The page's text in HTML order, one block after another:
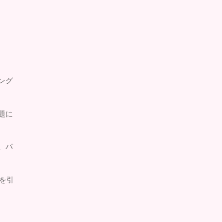
グ
に
パ
引